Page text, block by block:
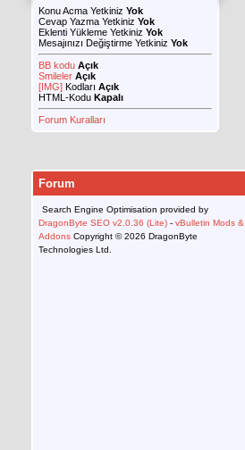
Konu Acma Yetkiniz Yok
Cevap Yazma Yetkiniz Yok
Eklenti Yükleme Yetkiniz Yok
Mesajınızı Değiştirme Yetkiniz Yok
BB kodu Açık
Smileler Açık
[IMG] Kodları Açık
HTML-Kodu Kapalı
Forum Kuralları
Forum
Search Engine Optimisation provided by
DragonByte SEO v2.0.36 (Lite) - vBulletin Mods &
Addons Copyright © 2026 DragonByte
Technologies Ltd.